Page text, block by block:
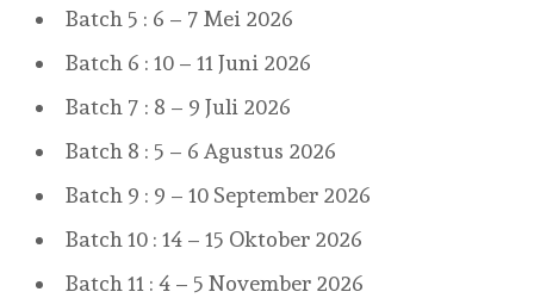
Batch 5 : 6 – 7 Mei 2026
Batch 6 : 10 – 11 Juni 2026
Batch 7 : 8 – 9 Juli 2026
Batch 8 : 5 – 6 Agustus 2026
Batch 9 : 9 – 10 September 2026
Batch 10 : 14 – 15 Oktober 2026
Batch 11 : 4 – 5 November 2026